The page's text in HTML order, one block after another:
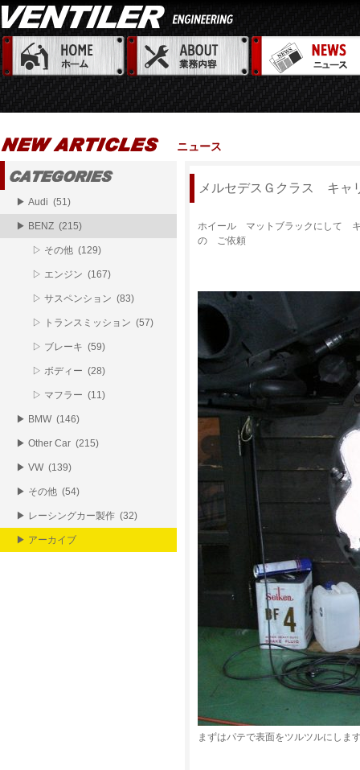
ニュース
メルセデスＧクラス キャ
ホイール マットブラックにして
の ご依頼
まずはパテで表面をツルツルにしま
▶ Audi (51)
▶ BENZ (215)
▷ その他 (129)
▷ エンジン (167)
▷ サスペンション (83)
▷ トランスミッション (57)
▷ ブレーキ (59)
▷ ボディー (28)
▷ マフラー (11)
▶ BMW (146)
▶ Other Car (215)
▶ VW (139)
▶ その他 (54)
▶ レーシングカー製作 (32)
▶ アーカイブ